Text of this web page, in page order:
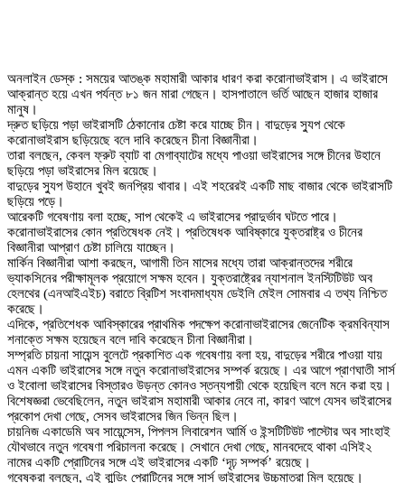
অনলাইন ডেস্ক : সময়ের আতঙ্ক মহামারী আকার ধারণ করা করোনাভাইরাস। এ ভাইরাসে
আক্রান্ত হয়ে এখন পর্যন্ত ৮১ জন মারা গেছেন। হাসপাতালে ভর্তি আছেন হাজার হাজার
মানুষ।
দ্রুত ছড়িয়ে পড়া ভাইরাসটি ঠেকানোর চেষ্টা করে যাচ্ছে চীন। বাদুড়ের স্যুপ থেকে
করোনাভাইরাস ছড়িয়েছে বলে দাবি করেছেন চীনা বিজ্ঞানীরা।
তারা বলছেন, কেবল ফ্রুট ব্যাট বা মেগাব্যাটের মধ্যে পাওয়া ভাইরাসের সঙ্গে চীনের উহানে
ছড়িয়ে পড়া ভাইরাসের মিল রয়েছে।
বাদুড়ের স্যুপ উহানে খুবই জনপ্রিয় খাবার। এই শহরেরই একটি মাছ বাজার থেকে ভাইরাসটি
ছড়িয়ে পড়ে।
আরেকটি গবেষণায় বলা হচ্ছে, সাপ থেকেই এ ভাইরাসের প্রাদুর্ভাব ঘটতে পারে।
করোনাভাইরাসের কোন প্রতিষেধক নেই। প্রতিষেধক আবিষ্কারে যুক্তরাষ্ট্র ও চীনের
বিজ্ঞানীরা আপ্রাণ চেষ্টা চালিয়ে যাচ্ছেন।
মার্কিন বিজ্ঞানীরা আশা করছেন, আগামী তিন মাসের মধ্যে তারা আক্রান্তদের শরীরে
ভ্যাকসিনের পরীক্ষামূলক প্রয়োগে সক্ষম হবেন। যুক্তরাষ্ট্রের ন্যাশনাল ইনস্টিটিউট অব
হেলথের (এনআইএইচ) বরাতে ব্রিটিশ সংবাদমাধ্যম ডেইলি মেইল সোমবার এ তথ্য নিশ্চিত
করেছে।
এদিকে, প্রতিশেধক আবিস্কারের প্রাথমিক পদক্ষেপ করোনাভাইরাসের জেনেটিক ক্রমবিন্যাস
শনাক্তে সক্ষম হয়েছেন বলে দাবি করেছেন চীনা বিজ্ঞানীরা।
সম্প্রতি চায়না সায়েন্স বুলেটে প্রকাশিত এক গবেষণায় বলা হয়, বাদুড়ের শরীরে পাওয়া যায়
এমন একটি ভাইরাসের সঙ্গে নতুন করোনাভাইরাসের সম্পর্ক রয়েছে। এর আগে প্রাণঘাতী সার্স
ও ইবোলা ভাইরাসের বিস্তারও উড়ন্ত কোনও স্তন্যপায়ী থেকে হয়েছিল বলে মনে করা হয়।
বিশেষজ্ঞরা ভেবেছিলেন, নতুন ভাইরাস মহামারী আকার নেবে না, কারণ আগে যেসব ভাইরাসের
প্রকোপ দেখা গেছে, সেসব ভাইরাসের জিন ভিন্ন ছিল।
চায়নিজ একাডেমি অব সায়েন্সেস, পিপলস লিবারেশন আর্মি ও ইন্সটিটিউট পাস্টোর অব সাংহাই
যৌথভাবে নতুন গবেষণা পরিচালনা করেছে। সেখানে দেখা গেছে, মানবদেহে থাকা এসিই২
নামের একটি প্রোটিনের সঙ্গে এই ভাইরাসের একটি ‘দৃঢ় সম্পর্ক’ রয়েছে।
গবেষকরা বলছেন, এই বান্ডিং প্রোটিনের সঙ্গে সার্স ভাইরাসের উচ্চমাত্রা মিল হয়েছে।